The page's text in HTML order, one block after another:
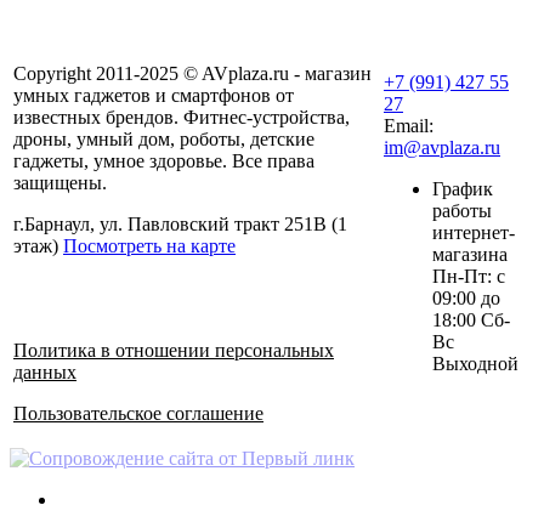
Copyright 2011-2025 © AVplaza.ru - магазин
умных гаджетов и смартфонов от
известных брендов. Фитнес-устройства,
дроны, умный дом, роботы, детские
гаджеты, умное здоровье. Все права
защищены.
г.Барнаул, ул. Павловский тракт 251В (1
этаж) Посмотреть на карте
Политика в отношении персональных
данных
Пользовательское соглашение
+7 (991) 427 55
27
Email:
im@avplaza.ru
График
работы
интернет-
магазина
Пн-Пт: с
09:00 до
18:00 Сб-
Вс
Выходной